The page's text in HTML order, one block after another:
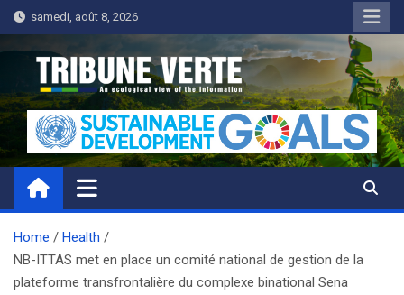
Skip
to
content
samedi, août 8, 2026
Tribune Verte
Un regard écologique de l'information
Home
Health
NB-ITTAS met en place un comité national de gestion de la
plateforme transfrontalière du complexe binational Sena